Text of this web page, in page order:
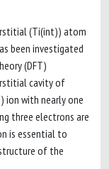
(Ti(int)) atom
been investigated
(DFT)
cavity of
ion with nearly one
three electrons are
is essential to
of the